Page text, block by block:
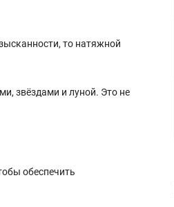
то натяжной
звёздами и луной. Это не
обеспечить